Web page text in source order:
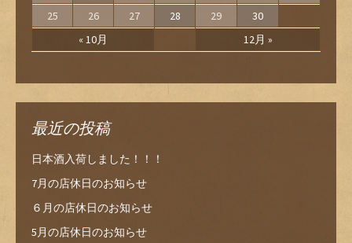
« 10月 12月 »
25
26 27 28 29 30
最近の投稿
日本酒入荷しました！！！
7月の店休日のお知らせ
６月の店休日のお知らせ
5月の店休日のお知らせ